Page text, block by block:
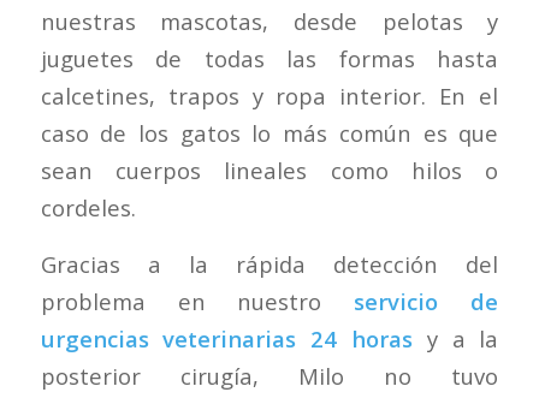
nuestras mascotas, desde pelotas y
juguetes de todas las formas hasta
calcetines, trapos y ropa interior. En el
caso de los gatos lo más común es que
sean cuerpos lineales como hilos o
cordeles.
Gracias a la rápida detección del
problema en nuestro servicio de
urgencias veterinarias 24 horas y a la
posterior cirugía, Milo no tuvo